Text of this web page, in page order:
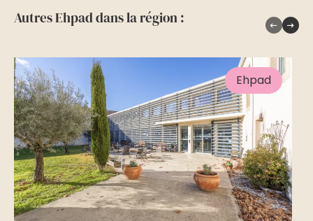
Autres Ehpad dans la région :
Ehpad